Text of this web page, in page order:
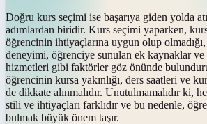
Doğru kurs seçimi ise başarıya giden yolda
adımlardan biridir. Kurs seçimi yaparken,
öğrencinin ihtiyaçlarına uygun olup
deneyimi, öğrenciye sunulan ek kaynaklar ve
hizmetleri gibi faktörler göz önünde
öğrencinin kursa yakınlığı, ders saatleri ve
de dikkate alınmalıdır. Unutulmamalıdır ki,
stili ve ihtiyaçları farklıdır ve bu nedenle,
bulmak büyük önem taşır.